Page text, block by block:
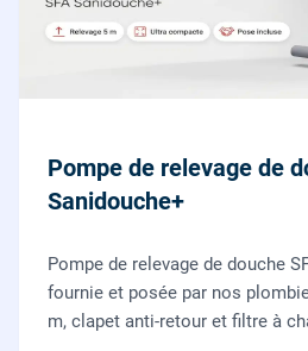
Pompe de relevage de
Sanidouche+
Pompe de relevage de douche
fournie et posée par nos
m, clapet anti-retour et filtre à